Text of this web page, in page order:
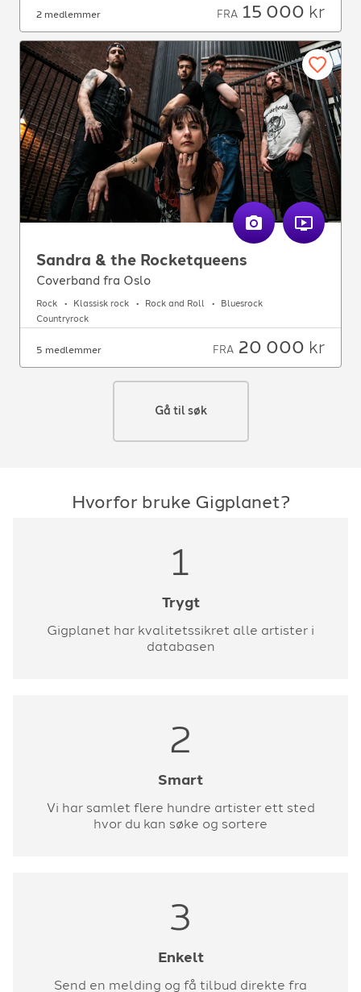
2 medlemmer FRA 15 000 kr
Sandra & the Rocketqueens
Coverband fra Oslo
Rock Klassisk rock Rock and Roll
Bluesrock
Countryrock
5 medlemmer FRA 20 000 kr
Gå til søk
Hvorfor bruke Gigplanet?
1
Trygt
Gigplanet har kvalitetssikret alle artister i
databasen
2
Smart
Vi har samlet flere hundre artister ett sted
hvor du kan søke og sortere
3
Enkelt
Send en melding og få tilbud direkte fra